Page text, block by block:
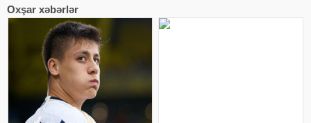
Oxşar xəbərlər